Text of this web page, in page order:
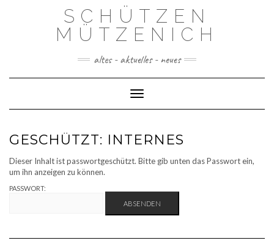
SCHÜTZEN
MÜTZENICH
altes - aktuelles - neues
Toggle Navigation
GESCHÜTZT: INTERNES
Dieser Inhalt ist passwortgeschützt. Bitte gib unten das Passwort ein,
um ihn anzeigen zu können.
PASSWORT: